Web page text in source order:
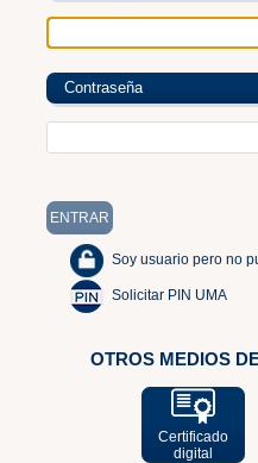
Contraseña
Soy usuario pero no
Solicitar PIN UMA
OTROS MEDIOS
Certificado
digital